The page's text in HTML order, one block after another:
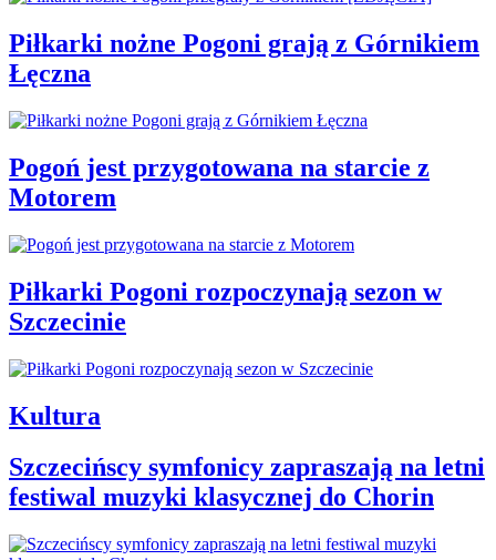
Piłkarki nożne Pogoni grają z Górnikiem
Łęczna
Pogoń jest przygotowana na starcie z
Motorem
Piłkarki Pogoni rozpoczynają sezon w
Szczecinie
Kultura
Szczecińscy symfonicy zapraszają na letni
festiwal muzyki klasycznej do Chorin